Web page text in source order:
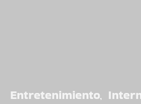
Entretenimiento